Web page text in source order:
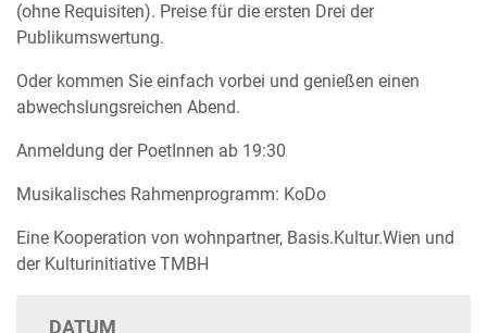
(ohne Requisiten). Preise für die ersten Drei der
Publikumswertung.
Oder kommen Sie einfach vorbei und genießen einen
abwechslungsreichen Abend.
Anmeldung der PoetInnen ab 19:30
Musikalisches Rahmenprogramm: KoDo
Eine Kooperation von wohnpartner, Basis.Kultur.Wien und
der Kulturinitiative TMBH
DATUM